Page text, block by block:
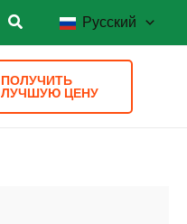
Русский
ПОЛУЧИТЬ
ЛУЧШУЮ ЦЕНУ